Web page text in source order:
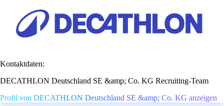
Kontaktdaten:
DECATHLON Deutschland SE &amp; Co. KG Recruiting-Team
Profil von DECATHLON Deutschland SE &amp; Co. KG anzeigen